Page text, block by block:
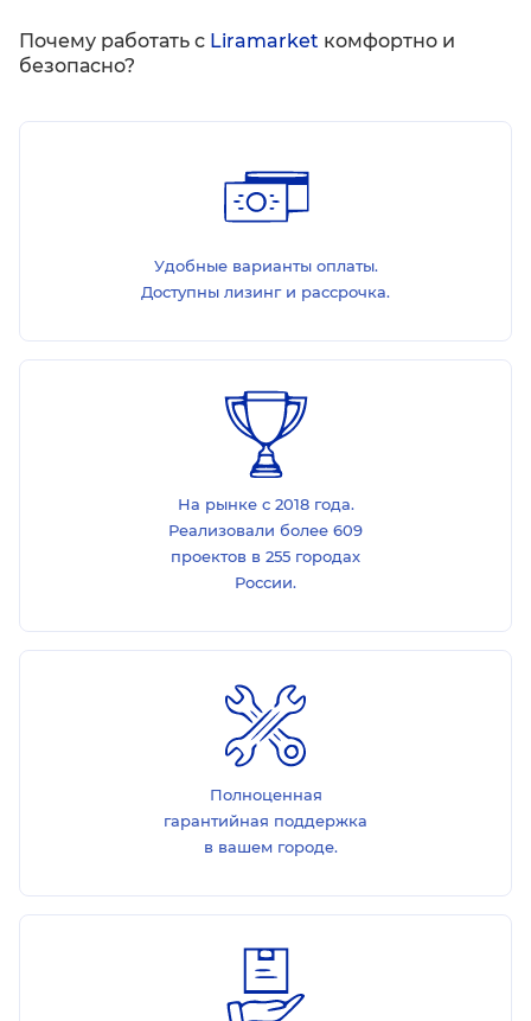
Почему работать с Liramarket комфортно и
безопасно?
Удобные варианты оплаты.
Доступны лизинг и рассрочка.
На рынке с 2018 года.
Реализовали более 609
проектов в 255 городах
России.
Полноценная
гарантийная поддержка
в вашем городе.